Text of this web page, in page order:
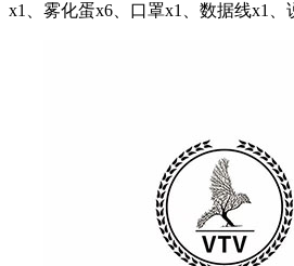
x1、雾化蛋x6、口罩x1、数据线x1、